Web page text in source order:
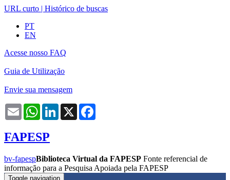
URL curto | Histórico de buscas
PT
EN
Acesse nosso FAQ
Guia de Utilização
Envie sua mensagem
Email WhatsAppLinkedIn
X
FAPESP
bv-fapespBiblioteca Virtual da FAPESP Fonte referencial de
informação para a Pesquisa Apoiada pela FAPESP
Toggle navigation